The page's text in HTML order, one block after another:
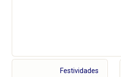
Festividades